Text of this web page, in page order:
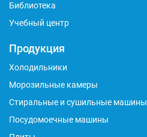
Библиотека
Учебный центр
Продукция
Холодильники
Морозильные камеры
Стиральные и сушильные машины
Посудомоечные машины